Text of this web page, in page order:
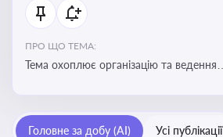
ПРО ЩО ТЕМА:
Тема охоплює організацію та ведення
Головне за добу (AI) Усі публікації